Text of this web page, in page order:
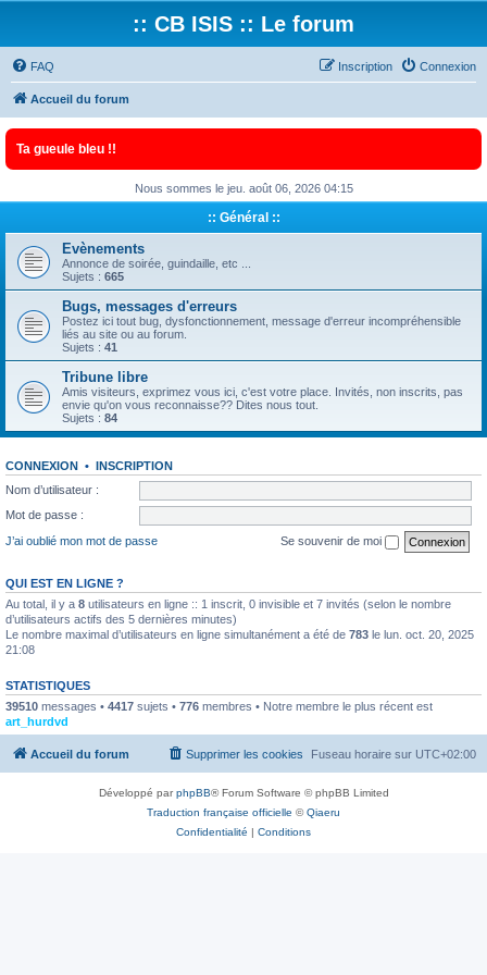
:: CB ISIS :: Le forum
FAQ Connexion
Inscription
Accueil du forum
Ta gueule bleu !!
Nous sommes le jeu. août 06, 2026 04:15
:: Général ::
Evènements
Annonce de soirée, guindaille, etc ...
Sujets : 665
Bugs, messages d'erreurs
Postez ici tout bug, dysfonctionnement, message d'erreur incompréhensible
liés au site ou au forum.
Sujets : 41
Tribune libre
Amis visiteurs, exprimez vous ici, c'est votre place. Invités, non inscrits, pas
envie qu'on vous reconnaisse?? Dites nous tout.
Sujets : 84
CONNEXION • INSCRIPTION
Nom d’utilisateur :
Mot de passe :
J’ai oublié mon mot de passe
Se souvenir de moi
QUI EST EN LIGNE ?
Au total, il y a 8 utilisateurs en ligne :: 1 inscrit, 0 invisible et 7 invités (selon le nombre
d’utilisateurs actifs des 5 dernières minutes)
Le nombre maximal d’utilisateurs en ligne simultanément a été de 783 le lun. oct. 20, 2025
21:08
STATISTIQUES
39510 messages • 4417 sujets • 776 membres • Notre membre le plus récent est
art_hurdvd
Accueil du forum Fuseau horaire sur UTC+02:00
Supprimer les cookies
Développé parphpBB® Forum Software © phpBB Limited
Traduction française officielle ©Qiaeru
Confidentialité | Conditions